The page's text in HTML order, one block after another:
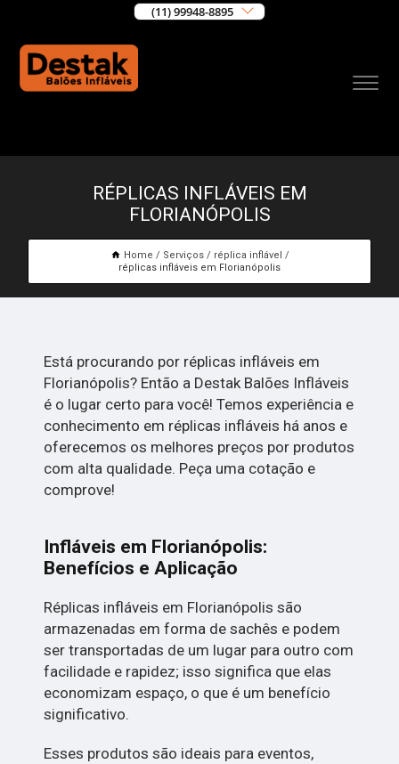
(11) 99948-8895
RÉPLICAS INFLÁVEIS EM
FLORIANÓPOLIS
Home Serviços
réplica inflável
réplicas infláveis em Florianópolis
Está procurando por réplicas infláveis em
Florianópolis? Então a Destak Balões Infláveis
é o lugar certo para você! Temos experiência e
conhecimento em réplicas infláveis há anos e
oferecemos os melhores preços por produtos
com alta qualidade. Peça uma cotação e
comprove!
Infláveis em Florianópolis:
Benefícios e Aplicação
Réplicas infláveis em Florianópolis são
armazenadas em forma de sachês e podem
ser transportadas de um lugar para outro com
facilidade e rapidez; isso significa que elas
economizam espaço, o que é um benefício
significativo.
Esses produtos são ideais para eventos,